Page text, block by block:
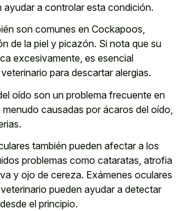
ayudar a controlar esta condición.
son comunes en Cockapoos,
de la piel y picazón. Si nota que su
excesivamente, es esencial
para descartar alergias.
oído son un problema frecuente en
causadas por ácaros del oído,
también pueden afectar a los
problemas como cataratas, atrofia
y ojo de cereza. Exámenes oculares
pueden ayudar a detectar
el principio.